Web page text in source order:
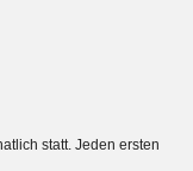
statt. Jeden ersten